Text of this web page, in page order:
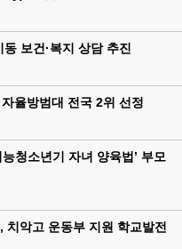
보건·복지 상담 추진
율방범대 전국 2위 선정
청소년기 자녀 양육법’ 부모
악고 운동부 지원 학교발전